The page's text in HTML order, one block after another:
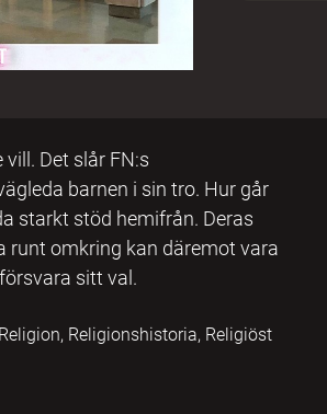
Det slår FN:s
barnen i sin tro. Hur går
starkt stöd hemifrån. Deras
runt omkring kan däremot vara
sitt val.
Religionshistoria, Religiöst